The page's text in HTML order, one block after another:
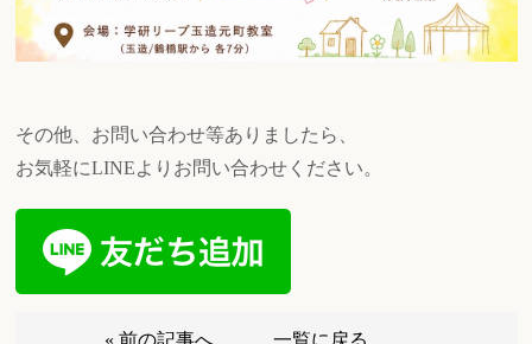
その他、お問い合わせ等ありましたら、
お気軽にLINEよりお問い合わせください。
« 前の記事へ 一覧に戻る